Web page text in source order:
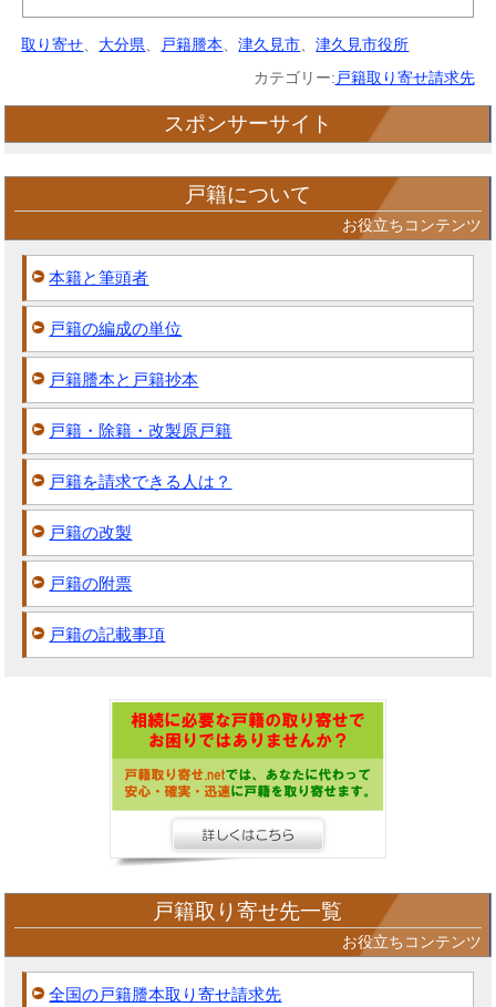
取り寄せ 大分県 戸籍謄本 、津久見市 、津久見市役所
カテゴリー: 戸籍取り寄せ請求先
スポンサーサイト
戸籍について
お役立ちコンテンツ
本籍と筆頭者
戸籍の編成の単位
戸籍謄本と戸籍抄本
戸籍・除籍・改製原戸籍
戸籍を請求できる人は？
戸籍の改製
戸籍の附票
戸籍の記載事項
戸籍取り寄せ先一覧
お役立ちコンテンツ
全国の戸籍謄本取り寄せ請求先